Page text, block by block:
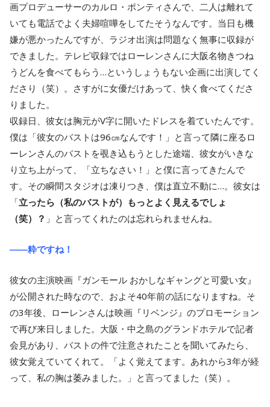
画プロデューサーのカルロ・ポンティさんで、二人は離れて
いても電話でよく夫婦喧嘩をしてたそうなんです。当日も機
嫌が悪かったんですが、ラジオ出演は問題なく無事に収録が
できました。テレビ収録ではローレンさんに大阪名物きつね
うどんを食べてもらう…というしょうもない企画に出演してく
ださり（笑）。さすがに女優だけあって、快く食べてくださ
りました。
収録日、彼女は胸元がV字に開いたドレスを着ていたんです。
僕は「彼女のバストは96㎝なんです！」と言って隣に座るロ
ーレンさんのバストを覗き込もうとした途端、彼女がいきな
り立ち上がって、「立ちなさい！」と僕に言ってきたんで
す。その瞬間スタジオは凍りつき、僕は直立不動に…。彼女は
「立ったら（私のバストが）もっとよく見えるでしょ
（笑）？ 」と言ってくれたのは忘れられませんね。
――粋ですね！
彼女の主演映画『ガンモール おかしなギャングと可愛い女』
が公開された時なので、およそ40年前の話になりますね。そ
の3年後、ローレンさんは映画『リベンジ』のプロモーション
で再び来日しました。大阪・中之島のグランドホテルで記者
会見があり、バストの件で注意されたことを聞いてみたら、
彼女覚えていてくれて。「よく覚えてます。あれから3年が経
って、私の胸は萎みました。」と言ってました（笑）。